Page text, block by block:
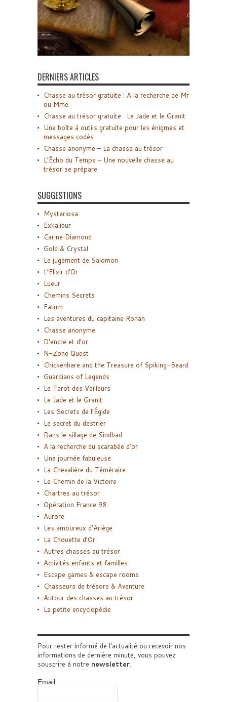
DERNIERS ARTICLES
Chasse au trésor gratuite : A la recherche de Mr
ou Mme
Chasse au trésor gratuite : Le Jade et le Granit
Une boîte à outils gratuite pour les énigmes et
messages codés
Chasse anonyme – La chasse au trésor
L’Écho du Temps – Une nouvelle chasse au
trésor se prépare
SUGGESTIONS
Mysteriosa
Exkalibur
Carine Diamond
Gold & Crystal
Le jugement de Salomon
L’Elixir d’Or
Lueur
Chemins Secrets
Fatum
Les aventures du capitaine Ronan
Chasse anonyme
D’encre et d’or
N-Zone Quest
Chickenhare and the Treasure of Spiking-Beard
Guardians of Legends
Le Tarot des Veilleurs
Le Jade et le Granit
Les Secrets de l’Égide
Le secret du destrier
Dans le sillage de Sindbad
A la recherche du scarabée d’or
Une journée fabuleuse
La Chevalière du Téméraire
Le Chemin de la Victoire
Chartres au trésor
Opération France 98
Aurore
Les amoureux d’Ariège
La Chouette d’Or
Autres chasses au trésor
Activités enfants et familles
Escape games & escape rooms
Chasseurs de trésors & Aventure
Autour des chasses au trésor
La petite encyclopédie
Pour rester informé de l'actualité ou recevoir nos
informations de dernière minute, vous pouvez
souscrire à notre newsletter.
Email